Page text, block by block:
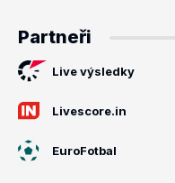
Partneři
Live výsledky
Livescore.in
EuroFotbal